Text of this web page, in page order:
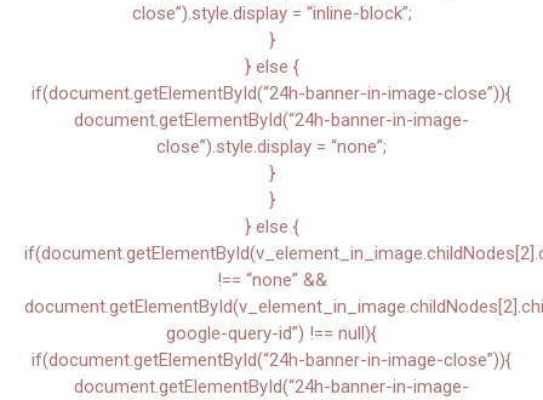
close”).style.display = “inline-block”;
}
} else {
if(document.getElementById(“24h-banner-in-image-close”)){
document.getElementById(“24h-banner-in-image-
close”).style.display = “none”;
}
}
} else {
!== “none” &&
google-query-id”) !== null){
if(document.getElementById(“24h-banner-in-image-close”)){
document.getElementById(“24h-banner-in-image-